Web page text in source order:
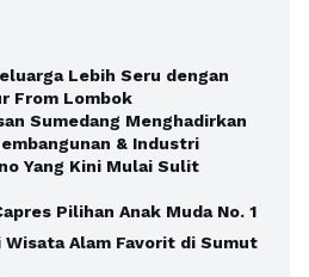
Lebih Seru dengan
From Lombok
Sumedang Menghadirkan
& Industri
Yang Kini Mulai Sulit
Pilihan Anak Muda No. 1
Alam Favorit di Sumut